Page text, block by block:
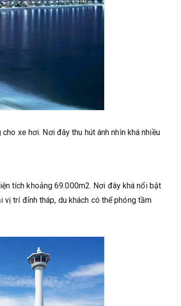
xe hơi. Nơi đây thu hút ánh nhìn khá nhiều
tích khoảng 69.000m2. Nơi đây khá nổi bật
trí đỉnh tháp, du khách có thể phóng tầm